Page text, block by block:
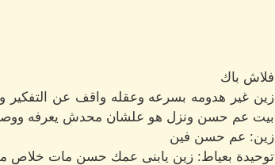
فلاش باك
زين غير هدومه بسرعه وعقله واقف عن التفكير
بيت عم حسن ونزل هو علشان محدش يعرفه
زين: عم حسن فين
توحيدة بعياط: زين يابنى عمك حسن مات خلاص